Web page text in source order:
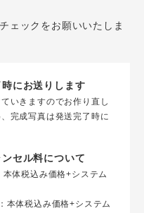
ェックをお願いいたしま
にお送りします
いきますのでお作り直し
完成写真は発送完了時に
セル料について
体税込み価格+システム
本体税込み価格+システム